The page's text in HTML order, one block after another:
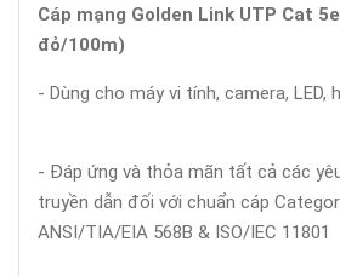
Cáp mạng Golden Link UTP Cat
đỏ/100m)
- Dùng cho máy vi tính, camera, LED,
- Đáp ứng và thỏa mãn tất cả các
truyền dẫn đối với chuẩn cáp
ANSI/TIA/EIA 568B & ISO/IEC 11801